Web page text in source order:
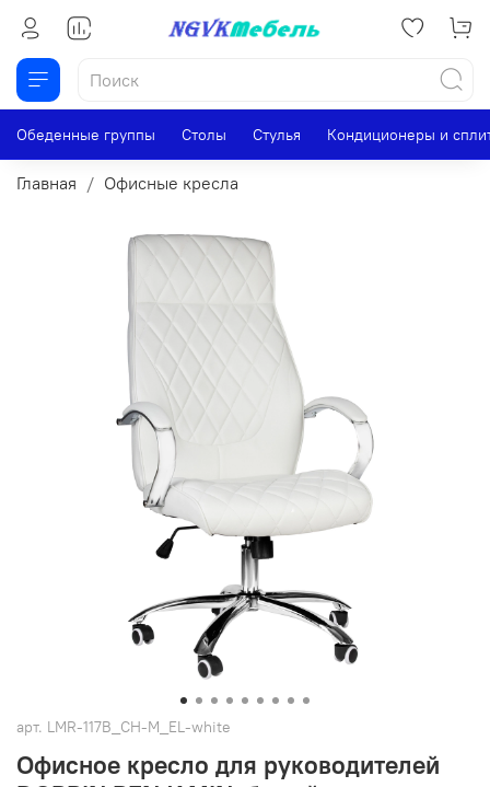
Обеденные группы Столы Стулья Кондиционеры и
Главная Офисные кресла
арт. LMR-117B_CH-M_EL-white
Офисное кресло для руководителей